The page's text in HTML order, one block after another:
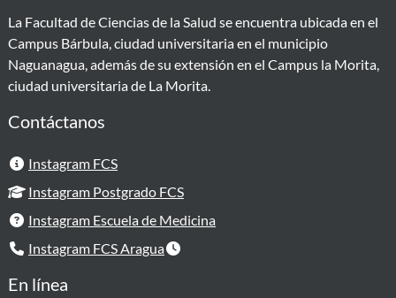
La Facultad de Ciencias de la Salud se encuentra ubicada en el
Campus Bárbula, ciudad universitaria en el municipio
Naguanagua, además de su extensión en el Campus la Morita,
ciudad universitaria de La Morita.
Contáctanos
Instagram FCS
Instagram Postgrado FCS
Instagram Escuela de Medicina
Instagram FCS Aragua
En línea